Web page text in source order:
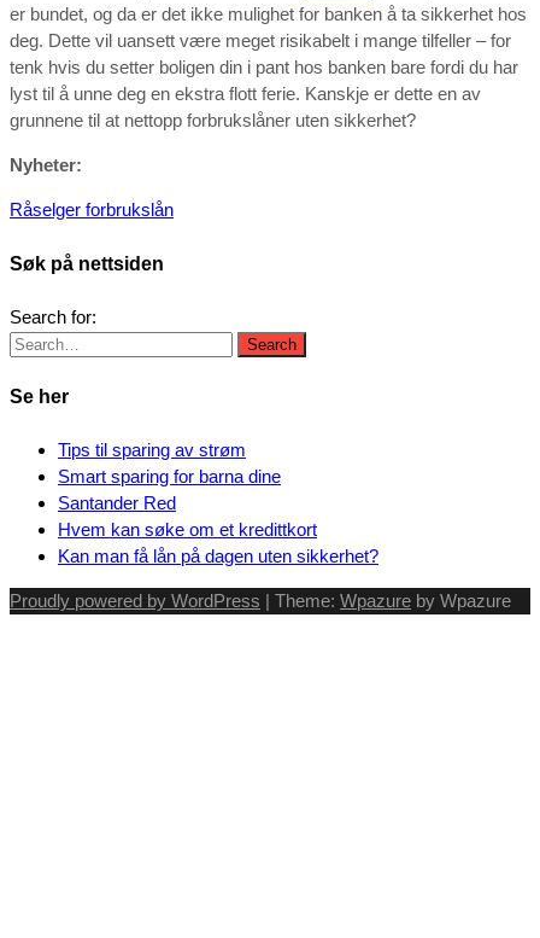
er bundet, og da er det ikke mulighet for banken å ta sikkerhet hos
deg. Dette vil uansett være meget risikabelt i mange tilfeller – for
tenk hvis du setter boligen din i pant hos banken bare fordi du har
lyst til å unne deg en ekstra flott ferie. Kanskje er dette en av
grunnene til at nettopp forbrukslåner uten sikkerhet?
Nyheter:
Råselger forbrukslån
Søk på nettsiden
Search for:
Se her
Tips til sparing av strøm
Smart sparing for barna dine
Santander Red
Hvem kan søke om et kredittkort
Kan man få lån på dagen uten sikkerhet?
Proudly powered by WordPress | Theme: Wpazure by Wpazure